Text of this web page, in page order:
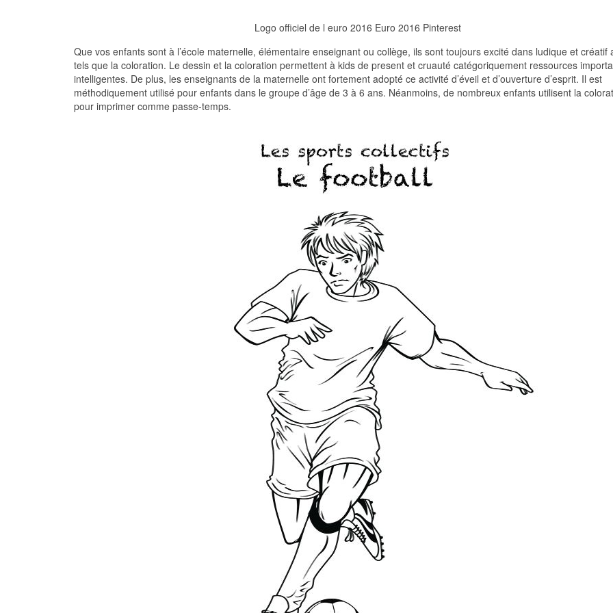
Logo officiel de l euro 2016 Euro 2016 Pinterest
Que vos enfants sont à l’école maternelle, élémentaire enseignant ou collège, ils sont toujours excité dans ludique et créatif
tels que la coloration. Le dessin et la coloration permettent à kids de present et cruauté catégoriquement ressources
intelligentes. De plus, les enseignants de la maternelle ont fortement adopté ce activité d’éveil et d’ouverture d’esprit. Il est
méthodiquement utilisé pour enfants dans le groupe d’âge de 3 à 6 ans. Néanmoins, de nombreux enfants utilisent la
pour imprimer comme passe-temps.